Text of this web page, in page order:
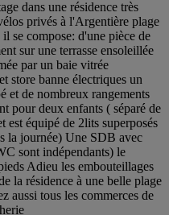
dans une résidence très
privés à l'Argentière plage
se compose: d'une pièce de
sur une terrasse ensoleillée
par un baie vitrée
store banne électriques un
et de nombreux rangements
pour deux enfants ( séparé de
est équipé de 2lits superposés
la journée) Une SDB avec
sont indépendants) le
Adieu les embouteillages
la résidence à une belle plage
aussi tous les commerces de